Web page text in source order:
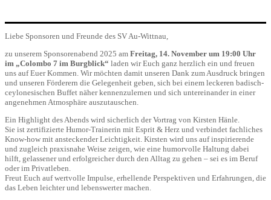
Liebe Sponsoren und Freunde des SV Au-Wittnau,
zu unserem Sponsorenabend 2025 am Freitag, 14. November um 19:00 Uhr
im „Colombo 7 im Burgblick“ laden wir Euch ganz herzlich ein und freuen
uns auf Euer Kommen. Wir möchten damit unseren Dank zum Ausdruck bringen
und unseren Förderern die Gelegenheit geben, sich bei einem leckeren badisch-
ceylonesischen Buffet näher kennenzulernen und sich untereinander in einer
angenehmen Atmosphäre auszutauschen.
Ein Highlight des Abends wird sicherlich der Vortrag von Kirsten Hänle.
Sie ist zertifizierte Humor-Trainerin mit Esprit & Herz und verbindet fachliches
Know-how mit ansteckender Leichtigkeit. Kirsten wird uns auf inspirierende
und zugleich praxisnahe Weise zeigen, wie eine humorvolle Haltung dabei
hilft, gelassener und erfolgreicher durch den Alltag zu gehen – sei es im Beruf
oder im Privatleben.
Freut Euch auf wertvolle Impulse, erhellende Perspektiven und Erfahrungen, die
das Leben leichter und lebenswerter machen.